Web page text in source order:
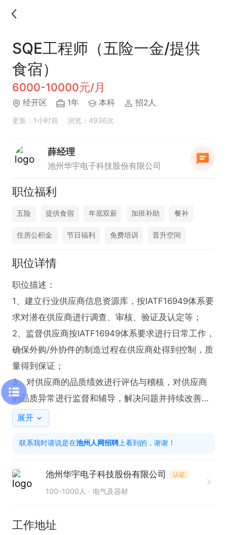
SQE工程师（五险一金/提供
食宿）
6000-10000元/月
经开区 1年 本科 招2人
更新：1小时前 浏览：4936次
薛经理
池州华宇电子科技股份有限公司
职位福利
五险 提供食宿 年底双薪 加班补助 餐补
住房公积金 节日福利 免费培训 晋升空间
职位详情
职位描述：
1、建立行业供应商信息资源库，按IATF16949体系要
求对潜在供应商进行调查、审核、验证及认定等；
2、监督供应商按IATF16949体系要求进行日常工作，
确保外购/外协件的制造过程在供应商处得到控制，质
量得到保证；
3、对供应商的品质绩效进行评估与稽核，对供应商
的品质异常进行监督和辅导，解决问题并持续改善；
任职资格：
1、本科及以上，理工科类、管理类等相关专业（如有
同业三年或以上工作经验者大专亦可考虑）；
3、孰悉ISO9001、 IATF 16949体系管理，受过SQE
培训更佳；
5、熟练运用EXCEL、autocad、Word等办公软件，
展开
联系我时请说是在池州人网招聘 上看到的，谢谢！
池州华宇电子科技股份有限公司 认证
100-1000人 电气及器材
工作地址